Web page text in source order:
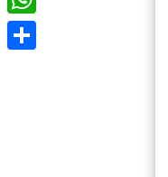
WhatsApp